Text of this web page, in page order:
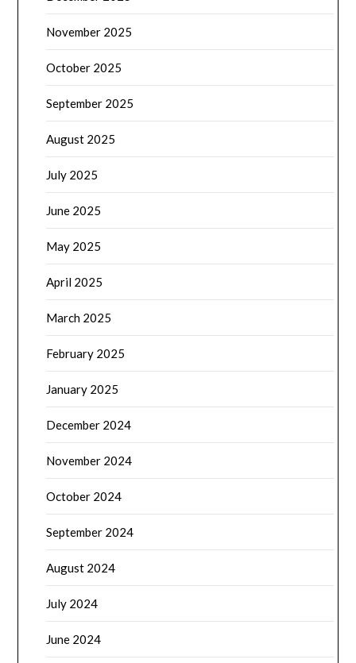
November 2025
October 2025
September 2025
August 2025
July 2025
June 2025
May 2025
April 2025
March 2025
February 2025
January 2025
December 2024
November 2024
October 2024
September 2024
August 2024
July 2024
June 2024